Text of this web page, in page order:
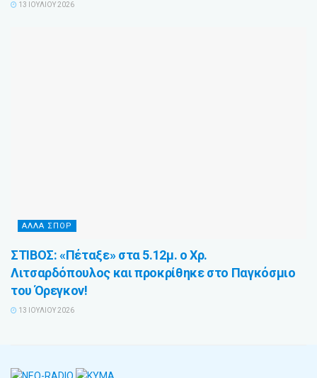
13 ΙΟΥΛΊΟΥ 2026
ΆΛΛΑ ΣΠΌΡ
ΣΤΙΒΟΣ: «Πέταξε» στα 5.12μ. ο Χρ.
Λιτσαρδόπουλος και προκρίθηκε στο Παγκόσμιο
του Όρεγκον!
13 ΙΟΥΛΊΟΥ 2026